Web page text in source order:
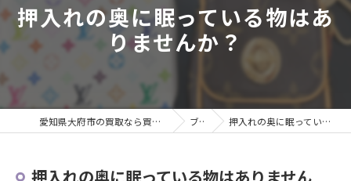
押入れの奥に眠っている物はあ
りませんか？
愛知県大府市の買取なら買取大吉 大府共栄町3丁目店 ブログ 押入れの奥に眠っている物はありませんか？
押入れの奥に眠っている物はありません